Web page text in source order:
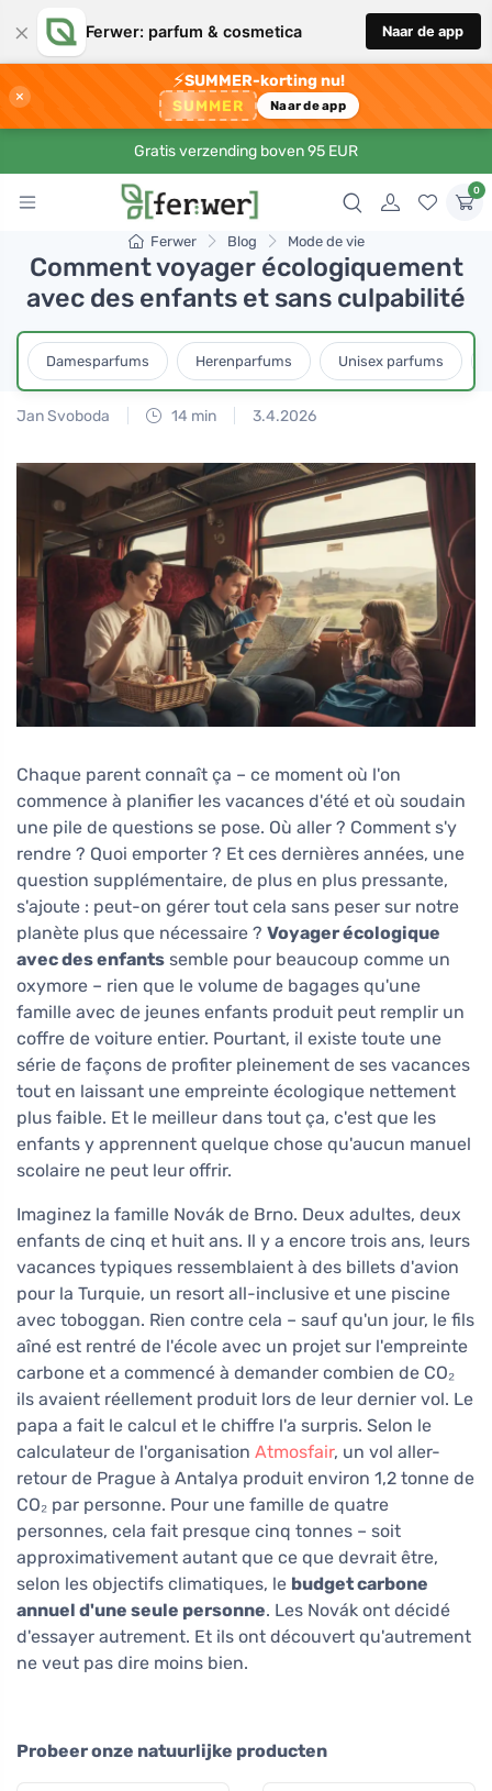
× Ferwer: parfum & cosmetica Naar de app
×
⚡SUMMER-korting nu!
SUMMER Naar de app
Gratis verzending boven 95 EUR
0
Ferwer Blog Mode de vie
Comment voyager écologiquement
avec des enfants et sans culpabilité
Damesparfums Herenparfums Unisex parfums
Jan Svoboda 14 min 3.4.2026
Chaque parent connaît ça – ce moment où l'on
commence à planifier les vacances d'été et où soudain
une pile de questions se pose. Où aller ? Comment s'y
rendre ? Quoi emporter ? Et ces dernières années, une
question supplémentaire, de plus en plus pressante,
s'ajoute : peut-on gérer tout cela sans peser sur notre
planète plus que nécessaire ? Voyager écologique
avec des enfants semble pour beaucoup comme un
oxymore – rien que le volume de bagages qu'une
famille avec de jeunes enfants produit peut remplir un
coffre de voiture entier. Pourtant, il existe toute une
série de façons de profiter pleinement de ses vacances
tout en laissant une empreinte écologique nettement
plus faible. Et le meilleur dans tout ça, c'est que les
enfants y apprennent quelque chose qu'aucun manuel
scolaire ne peut leur offrir.
Imaginez la famille Novák de Brno. Deux adultes, deux
enfants de cinq et huit ans. Il y a encore trois ans, leurs
vacances typiques ressemblaient à des billets d'avion
pour la Turquie, un resort all-inclusive et une piscine
avec toboggan. Rien contre cela – sauf qu'un jour, le fils
aîné est rentré de l'école avec un projet sur l'empreinte
carbone et a commencé à demander combien de CO₂
ils avaient réellement produit lors de leur dernier vol. Le
papa a fait le calcul et le chiffre l'a surpris. Selon le
calculateur de l'organisation Atmosfair, un vol aller-
retour de Prague à Antalya produit environ 1,2 tonne de
CO₂ par personne. Pour une famille de quatre
personnes, cela fait presque cinq tonnes – soit
approximativement autant que ce que devrait être,
selon les objectifs climatiques, le budget carbone
annuel d'une seule personne. Les Novák ont décidé
d'essayer autrement. Et ils ont découvert qu'autrement
ne veut pas dire moins bien.
Probeer onze natuurlijke producten